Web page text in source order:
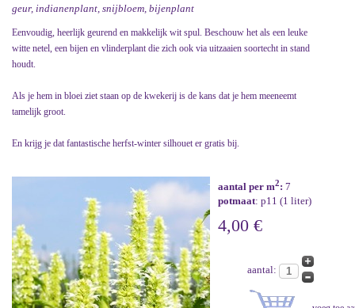
geur, indianenplant, snijbloem, bijenplant
Eenvoudig, heerlijk geurend en makkelijk wit spul. Beschouw het als een leuke
witte netel, een bijen en vlinderplant die zich ook via uitzaaien soortecht in stand
houdt.
Als je hem in bloei ziet staan op de kwekerij is de kans dat je hem meeneemt
tamelijk groot.
En krijg je dat fantastische herfst-winter silhouet er gratis bij.
aantal per m2: 7
potmaat: p11 (1 liter)
4,00 €
aantal: